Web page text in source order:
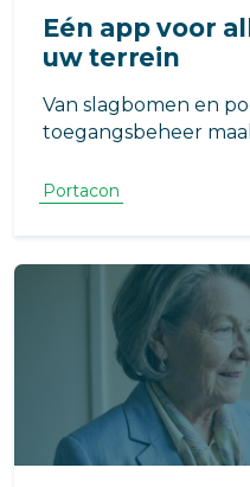
Eén app voor
uw terrein
Van slagbomen en
toegangsbeheer
Portacon